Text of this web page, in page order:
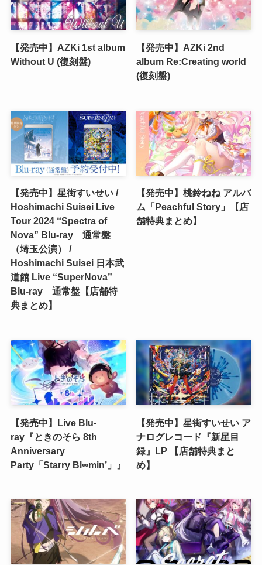
【発売中】AZKi 1st album
Without U (復刻盤)
【発売中】AZKi 2nd
album Re:Creating world
(復刻盤)
【発売中】星街すいせい /
Hoshimachi Suisei Live
Tour 2024 “Spectra of
Nova” Blu-ray 通常盤
（埼玉公演） /
Hoshimachi Suisei 日本武
道館 Live “SuperNova”
Blu-ray 通常盤【店舗特
典まとめ】
【発売中】桃鈴ねね アルバ
ム「Peachful Story」【店
舗特典まとめ】
【発売中】Live Blu-
ray『ときのそら 8th
Anniversary
Party「Starry Bl∞min’」』
【発売中】星街すいせい ア
ナログレコード『新星目
録』LP 【店舗特典まと
め】